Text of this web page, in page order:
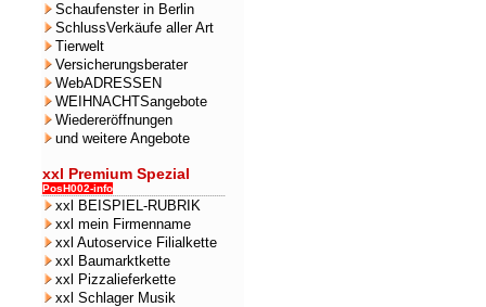
Schaufenster in Berlin
SchlussVerkäufe aller Art
Tierwelt
Versicherungsberater
WebADRESSEN
WEIHNACHTSangebote
Wiedereröffnungen
und weitere Angebote
xxl Premium Spezial
PosH002-info
xxl BEISPIEL-RUBRIK
xxl mein Firmenname
xxl Autoservice Filialkette
xxl Baumarktkette
xxl Pizzalieferkette
xxl Schlager Musik